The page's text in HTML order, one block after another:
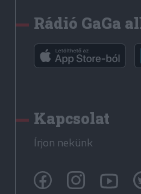
Rádió GaGa
Kapcsolat
Írjon nekünk